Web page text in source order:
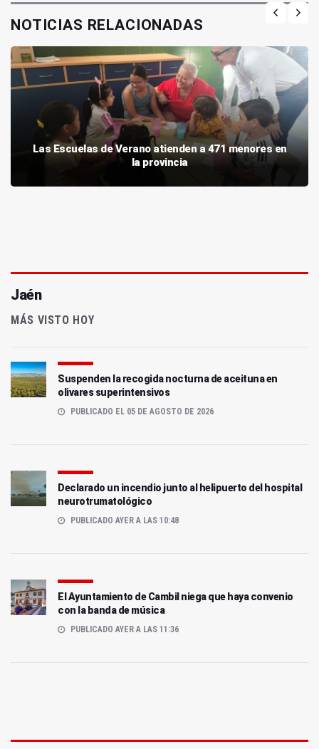
NOTICIAS RELACIONADAS
Las Escuelas de Verano atienden a 471 menores en
la provincia
Jaén
MÁS VISTO HOY
Suspenden la recogida nocturna de aceituna en
olivares superintensivos
PUBLICADO EL 05 DE AGOSTO DE 2026
Declarado un incendio junto al helipuerto del hospital
neurotrumatológico
PUBLICADO AYER A LAS 10:48
El Ayuntamiento de Cambil niega que haya convenio
con la banda de música
PUBLICADO AYER A LAS 11:36